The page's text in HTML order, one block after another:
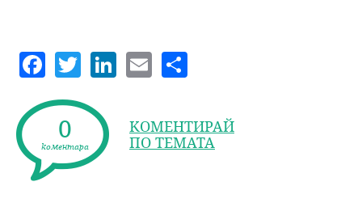
F
a
c
e
b
T
w
itt
er
Li
n
k
e
E
m
ai
l
a
re
0
коментара
КОМЕНТИРАЙ
ПО ТЕМАТА